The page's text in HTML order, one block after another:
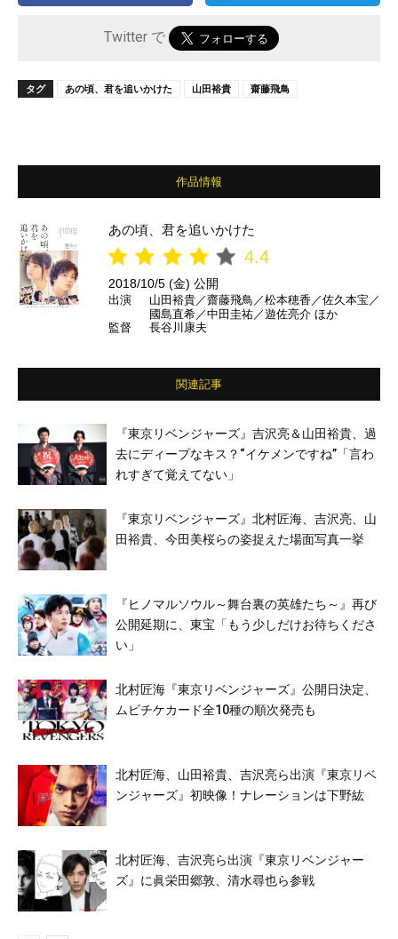
Twitter で
タグ あの頃、君を追いかけた 山田裕貴 齋藤飛鳥
作品情報
あの頃、君を追いかけた
4.4
2018/10/5 (金) 公開
出演
山田裕貴／齋藤飛鳥／松本穂香／佐久本宝／
國島直希／中田圭祐／遊佐亮介 ほか
監督
長谷川康夫
関連記事
『東京リベンジャーズ』吉沢亮＆山田裕貴、過
去にディープなキス？“イケメンですね”「言わ
れすぎて覚えてない」
『東京リベンジャーズ』北村匠海、吉沢亮、山
田裕貴、今田美桜らの姿捉えた場面写真一挙
『ヒノマルソウル～舞台裏の英雄たち～』再び
公開延期に、東宝「もう少しだけお待ちくださ
い」
北村匠海『東京リベンジャーズ』公開日決定、
ムビチケカード全10種の順次発売も
北村匠海、山田裕貴、吉沢亮ら出演『東京リベ
ンジャーズ』初映像！ナレーションは下野紘
北村匠海、吉沢亮ら出演『東京リベンジャー
ズ』に眞栄田郷敦、清水尋也ら参戦